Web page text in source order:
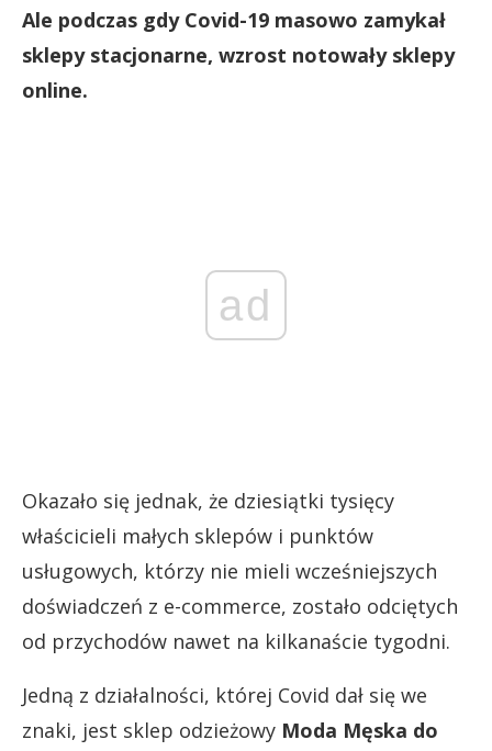
Ale podczas gdy Covid-19 masowo zamykał
sklepy stacjonarne, wzrost notowały sklepy
online.
ad
Okazało się jednak, że dziesiątki tysięcy
właścicieli małych sklepów i punktów
usługowych, którzy nie mieli wcześniejszych
doświadczeń z e-commerce, zostało odciętych
od przychodów nawet na kilkanaście tygodni.
Jedną z działalności, której Covid dał się we
znaki, jest sklep odzieżowy Moda Męska do